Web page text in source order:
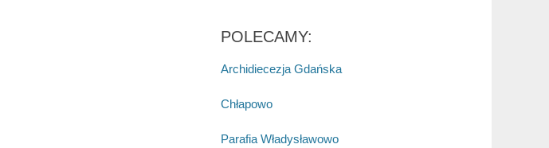
POLECAMY:
Archidiecezja Gdańska
Chłapowo
Parafia Władysławowo